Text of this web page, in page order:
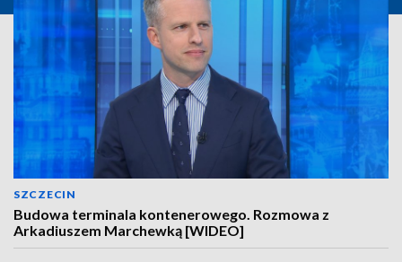
SZCZECIN
Budowa terminala kontenerowego. Rozmowa z
Arkadiuszem Marchewką [WIDEO]